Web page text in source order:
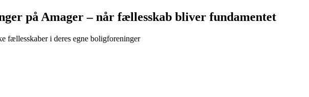
på Amager – når fællesskab bliver fundamentet
fællesskaber i deres egne boligforeninger